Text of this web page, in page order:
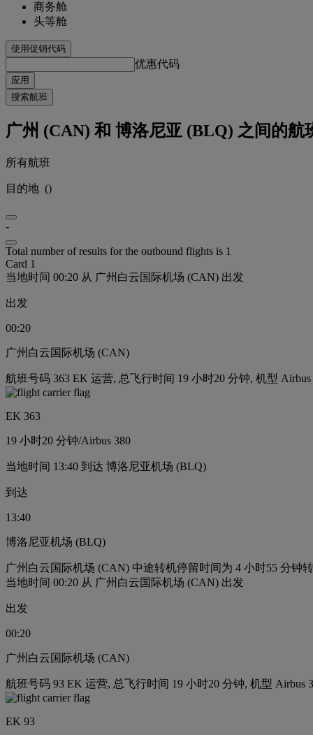
商务舱
头等舱
使用促销代码
优惠代码
应用
搜索航班
广州 (CAN) 和 博洛尼亚 (BLQ) 之间的航
所有航班
目的地 ()
-
Total number of results for the outbound flights is 1
Card 1
当地时间 00:20 从 广州白云国际机场 (CAN) 出发
出发
00:20
广州白云国际机场 (CAN)
航班号码 363 EK 运营, 总飞行时间 19 小时20 分钟, 机型 Airbus
EK 363
19 小时20 分钟/Airbus 380
当地时间 13:40 到达 博洛尼亚机场 (BLQ)
到达
13:40
博洛尼亚机场 (BLQ)
广州白云国际机场 (CAN) 中途转机停留时间为 4 小时55 分钟
当地时间 00:20 从 广州白云国际机场 (CAN) 出发
出发
00:20
广州白云国际机场 (CAN)
航班号码 93 EK 运营, 总飞行时间 19 小时20 分钟, 机型 Airbus
EK 93